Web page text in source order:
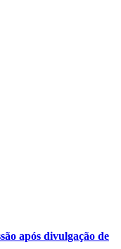
após divulgação de